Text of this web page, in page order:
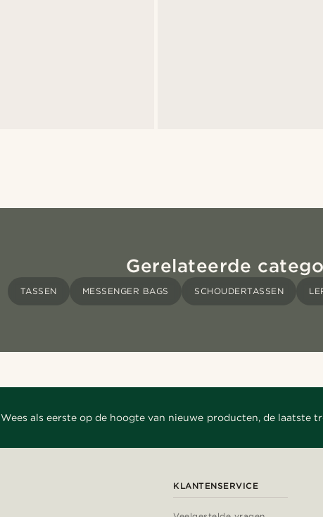
Gerelateerde
TASSEN MESSENGER BAGS SCHOUDERTASSEN
Wees als eerste op de hoogte van nieuwe producten, de laatste
KLANTENSERVICE